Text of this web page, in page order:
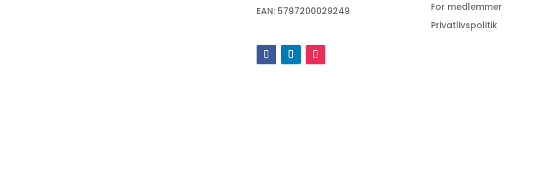
EAN: 5797200029249
For medlemmer
Privatlivspolitik